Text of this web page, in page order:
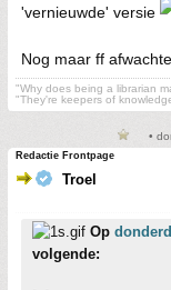
'vernieuwde' versie
Nog maar ff
"Why does being a librarian
"They're keepers of
•
Redactie Frontpage
Troel
Op
volgende: